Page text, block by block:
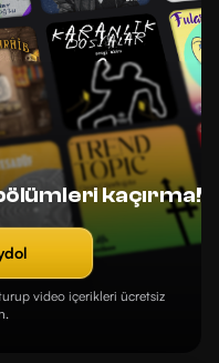
kaçırma!
video içerikleri ücretsiz